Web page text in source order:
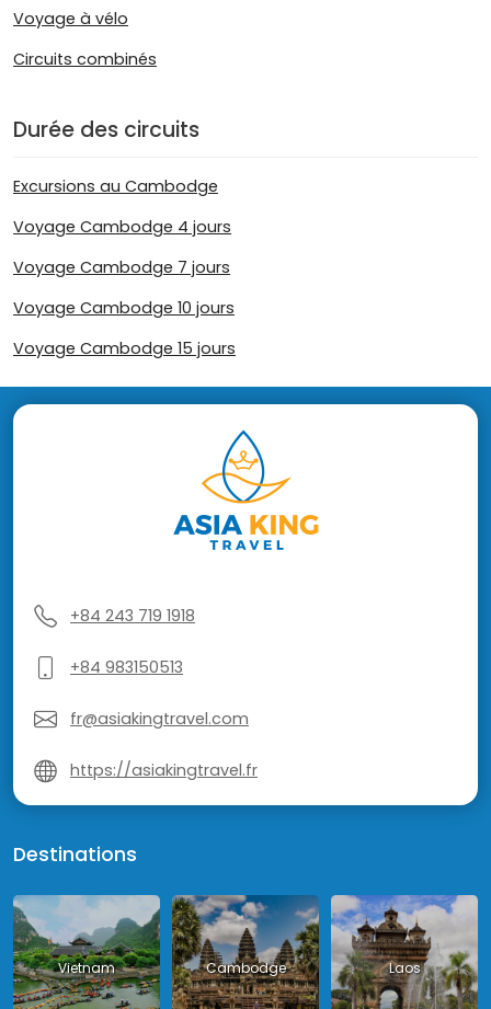
Voyage à vélo
Circuits combinés
Durée des circuits
Excursions au Cambodge
Voyage Cambodge 4 jours
Voyage Cambodge 7 jours
Voyage Cambodge 10 jours
Voyage Cambodge 15 jours
+84 243 719 1918
+84 983150513
fr@asiakingtravel.com
https://asiakingtravel.fr
Destinations
Vietnam Cambodge Laos